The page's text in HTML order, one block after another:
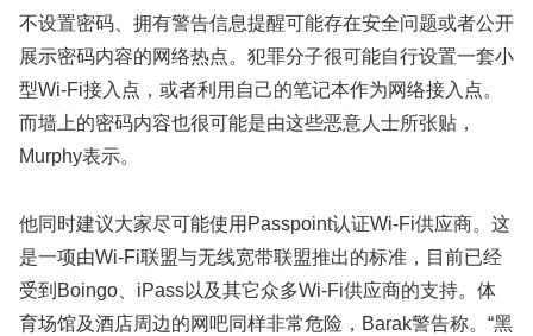
不设置密码、拥有警告信息提醒可能存在安全问题或者公开
展示密码内容的网络热点。犯罪分子很可能自行设置一套小
型Wi-Fi接入点，或者利用自己的笔记本作为网络接入点。
而墙上的密码内容也很可能是由这些恶意人士所张贴，
Murphy表示。
他同时建议大家尽可能使用Passpoint认证Wi-Fi供应商。这
是一项由Wi-Fi联盟与无线宽带联盟推出的标准，目前已经
受到Boingo、iPass以及其它众多Wi-Fi供应商的支持。体
育场馆及酒店周边的网吧同样非常危险，Barak警告称。“黑